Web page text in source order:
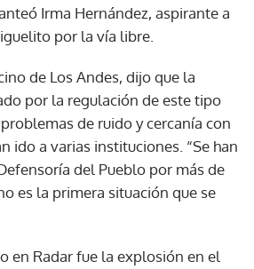
Irma Hernández, aspirante a
por la vía libre.
de Los Andes, dijo que la
por la regulación de este tipo
de ruido y cercanía con
ido a varias instituciones. “Se han
del Pueblo por más de
es la primera situación que se
en Radar fue la explosión en el